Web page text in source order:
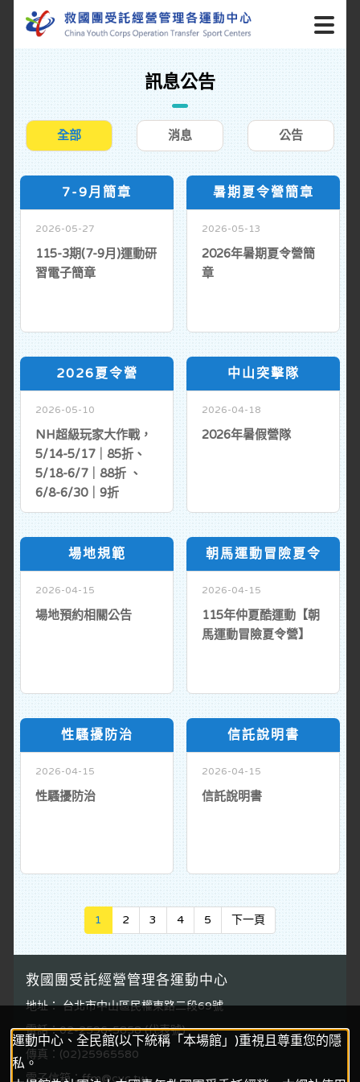
運動中心、全民館(以下統稱「本場館」)重視且尊重您的隱
私。
訊息公告
全部 消息 公告
7-9月簡章
2026-05-27
115-3期(7-9月)運動研
習電子簡章
暑期夏令營簡章
2026-05-13
2026年暑期夏令營簡
章
2026夏令營
2026-05-10
NH超級玩家大作戰，
5/14-5/17｜85折、
5/18-6/7｜88折 、
6/8-6/30｜9折
中山突擊隊
2026-04-18
2026年暑假營隊
場地規範
2026-04-15
場地預約相關公告
朝馬運動冒險夏令
2026-04-15
115年仲夏酷運動【朝
馬運動冒險夏令營】
性騷擾防治
2026-04-15
性騷擾防治
信託說明書
2026-04-15
信託說明書
1 2 3 4 5 下一頁
救國團受託經營管理各運動中心
地址： 台北市中山區民權東路二段69號
電話：02-2596-5858 (代表號)
傳真：(02)25965580
電子信箱：ffm@cyc.tw